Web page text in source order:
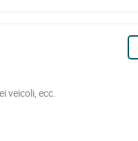
veicoli, ecc.